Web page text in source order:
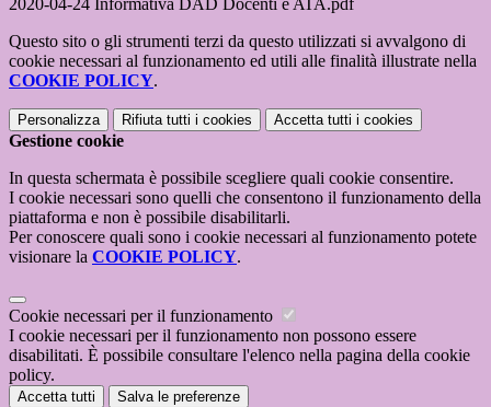
2020-04-24 Informativa DAD Docenti e ATA.pdf
Questo sito o gli strumenti terzi da questo utilizzati si avvalgono di
cookie necessari al funzionamento ed utili alle finalità illustrate nella
COOKIE POLICY.
Personalizza Rifiuta tutti i cookies Accetta tutti i cookies
Gestione cookie
In questa schermata è possibile scegliere quali cookie consentire.
I cookie necessari sono quelli che consentono il funzionamento della
piattaforma e non è possibile disabilitarli.
Per conoscere quali sono i cookie necessari al funzionamento potete
visionare la COOKIE POLICY.
Cookie necessari per il funzionamento
I cookie necessari per il funzionamento non possono essere
disabilitati. È possibile consultare l'elenco nella pagina della cookie
policy.
Accetta tutti Salva le preferenze